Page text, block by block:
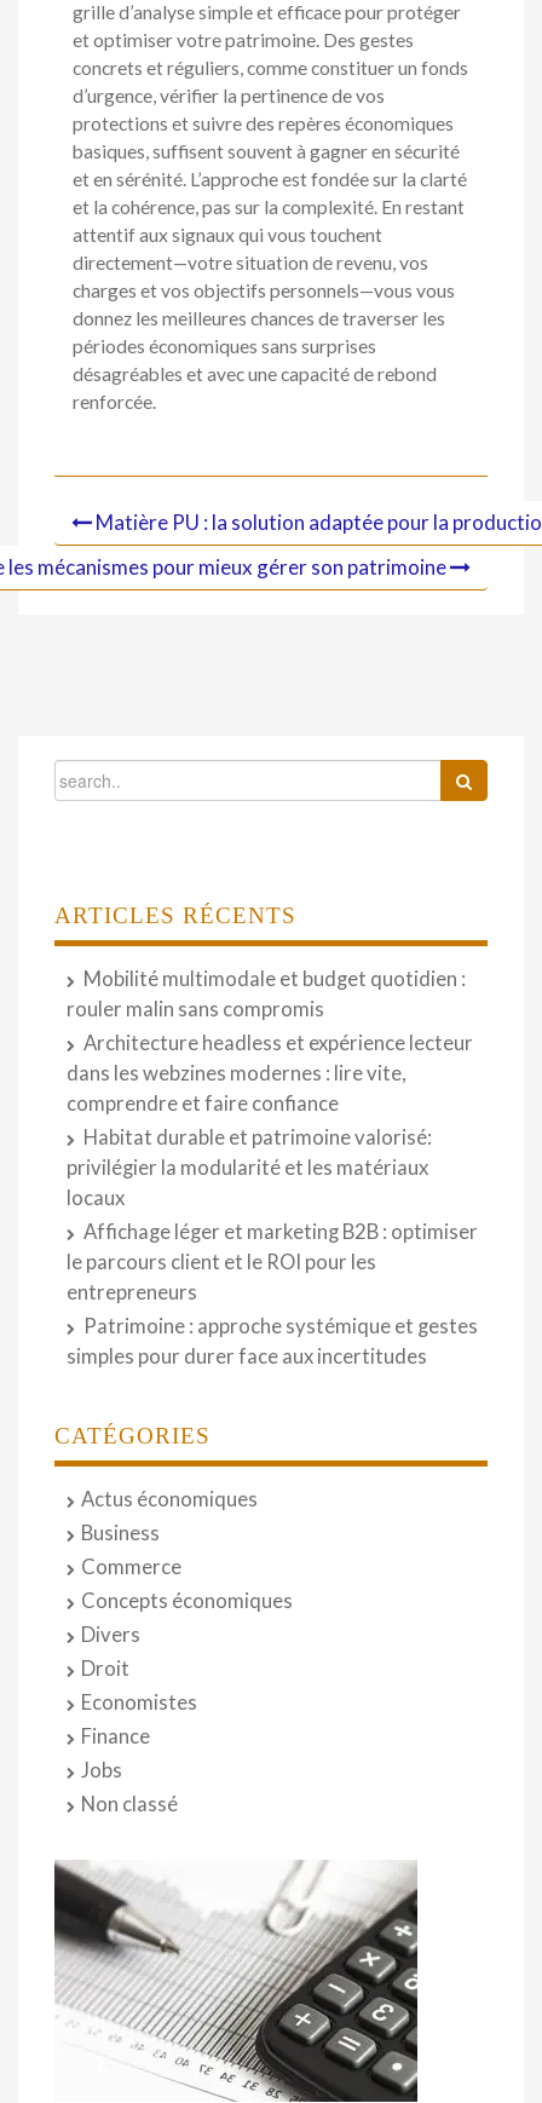
grille d’analyse simple et efficace pour protéger
et optimiser votre patrimoine. Des gestes
concrets et réguliers, comme constituer un fonds
d’urgence, vérifier la pertinence de vos
protections et suivre des repères économiques
basiques, suffisent souvent à gagner en sécurité
et en sérénité. L’approche est fondée sur la clarté
et la cohérence, pas sur la complexité. En restant
attentif aux signaux qui vous touchent
directement—votre situation de revenu, vos
charges et vos objectifs personnels—vous vous
donnez les meilleures chances de traverser les
périodes économiques sans surprises
désagréables et avec une capacité de rebond
renforcée.
Matière PU : la solution adaptée pour la
mécanismes pour mieux gérer son patrimoine
ARTICLES RÉCENTS
Mobilité multimodale et budget quotidien :
rouler malin sans compromis
Architecture headless et expérience lecteur
dans les webzines modernes : lire vite,
comprendre et faire confiance
Habitat durable et patrimoine valorisé:
privilégier la modularité et les matériaux
locaux
Affichage léger et marketing B2B : optimiser
le parcours client et le ROI pour les
entrepreneurs
Patrimoine : approche systémique et gestes
simples pour durer face aux incertitudes
CATÉGORIES
Actus économiques
Business
Commerce
Concepts économiques
Divers
Droit
Economistes
Finance
Jobs
Non classé